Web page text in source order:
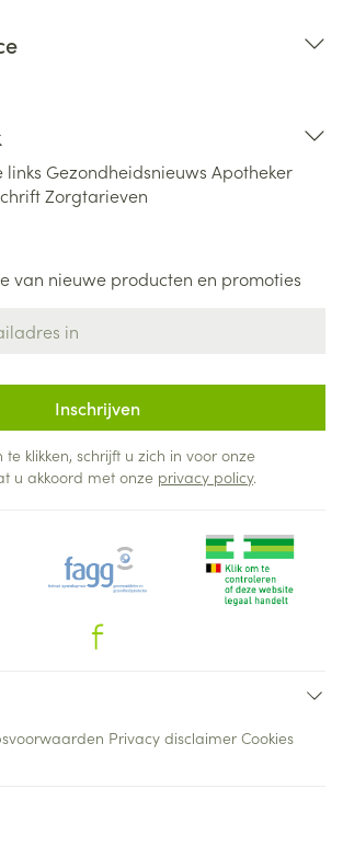
links Gezondheidsnieuws Apotheker
Zorgtarieven
van nieuwe producten en promoties
Inschrijven
klikken, schrijft u zich in voor onze
u akkoord met onze privacy policy.
Privacy disclaimer Cookies